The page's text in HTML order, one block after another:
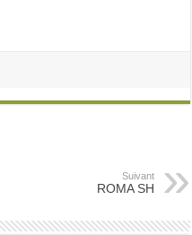
Suivant
ROMA SH